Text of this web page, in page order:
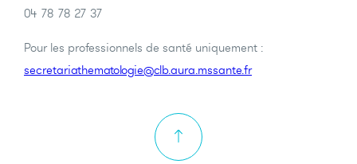
04 78 78 27 37
Pour les professionnels de santé uniquement :
secretariathematologie@clb.aura.mssante.fr